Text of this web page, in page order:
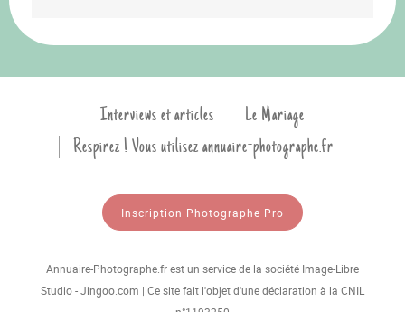
Interviews et articles
Le Mariage
Respirez ! Vous utilisez annuaire-photographe.fr
Inscription Photographe Pro
Annuaire-Photographe.fr est un service de la société Image-Libre
Studio - Jingoo.com | Ce site fait l'objet d'une déclaration à la CNIL